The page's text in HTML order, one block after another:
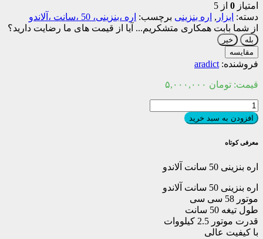
امتیاز 0 از 5
دسته: ابزار , اره بنزینی برچسب: اره ،بنزینی، 50 ،سانت ،آلاندو
از شما بابت همکاری متشکریم... آیا از قیمت های ما رضایت دارید؟
بله
خیر
مقایسه
فروشنده: aradict
قیمت: تومان
اره
بنزینی
50
سانت
آلاندو
افزودن به سبد خرید
معرفی کوتاه
اره بنزینی 50 سانت آلاندو
اره بنزینی 50 سانت آلاندو
موتور 58 سی سی
طول تیغه 50 سانت
قدرت موتور 2.5 کیلووات
با کیفیت عالی